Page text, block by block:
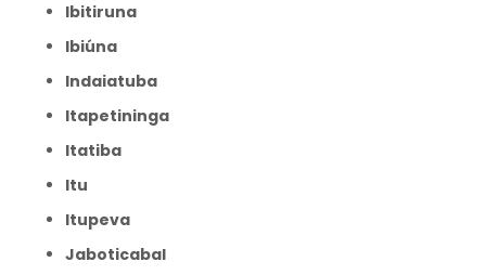
Ibitiruna
Ibiúna
Indaiatuba
Itapetininga
Itatiba
Itu
Itupeva
Jaboticabal